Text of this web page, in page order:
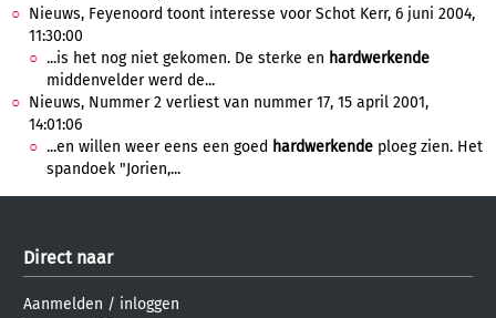
Nieuws, Feyenoord toont interesse voor Schot Kerr, 6 juni 2004,
11:30:00
...is het nog niet gekomen. De sterke en hardwerkende
middenvelder werd de...
Nieuws, Nummer 2 verliest van nummer 17, 15 april 2001,
14:01:06
...en willen weer eens een goed hardwerkende ploeg zien. Het
spandoek "Jorien,...
Direct naar
Aanmelden / inloggen